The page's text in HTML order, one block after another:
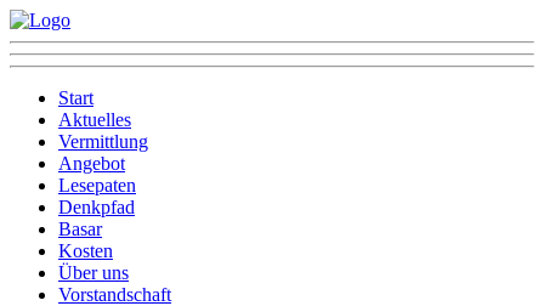
Start
Aktuelles
Vermittlung
Angebot
Lesepaten
Denkpfad
Basar
Kosten
Über uns
Vorstandschaft